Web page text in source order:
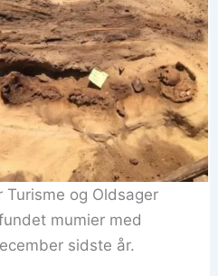
Turisme og Oldsager
mumier med
sidste år.